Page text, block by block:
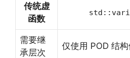
传统虚
函数
需要继
承层次
仅使用 POD 结